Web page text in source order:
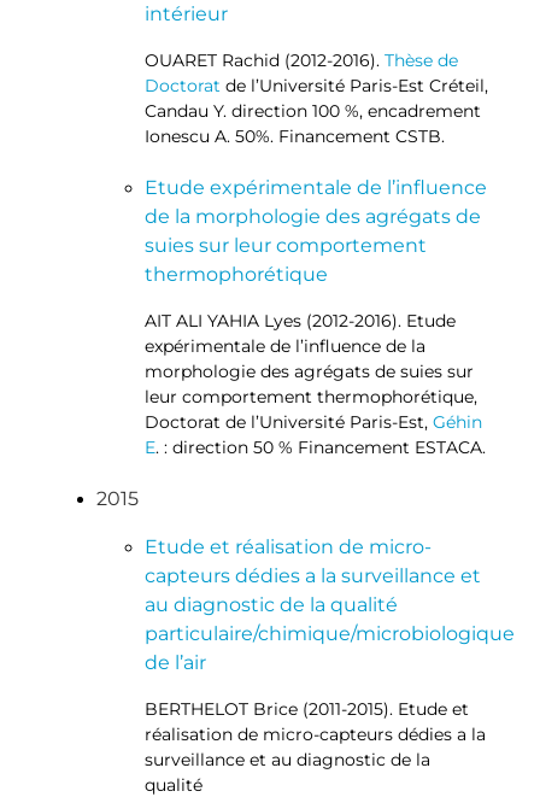
intérieur
OUARET Rachid (2012-2016). Thèse de
Doctorat de l’Université Paris-Est Créteil,
Candau Y. direction 100 %, encadrement
Ionescu A. 50%. Financement CSTB.
Etude expérimentale de l’influence
de la morphologie des agrégats de
suies sur leur comportement
thermophorétique
AIT ALI YAHIA Lyes (2012-2016). Etude
expérimentale de l’influence de la
morphologie des agrégats de suies sur
leur comportement thermophorétique,
Doctorat de l’Université Paris-Est, Géhin
E. : direction 50 % Financement ESTACA.
2015
Etude et réalisation de micro-
capteurs dédies a la surveillance et
au diagnostic de la qualité
particulaire/chimique/microbiologique
de l’air
BERTHELOT Brice (2011-2015). Etude et
réalisation de micro-capteurs dédies a la
surveillance et au diagnostic de la
qualité